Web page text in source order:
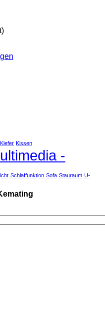
Kiefer Kissen
-
Schlaffunktion Sofa Stauraum U-